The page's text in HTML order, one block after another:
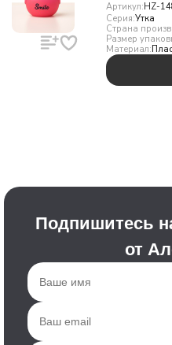
Артикул:HZ-
Серия:Утка
Страна
Размер
Материал:
Подпишитесь
от